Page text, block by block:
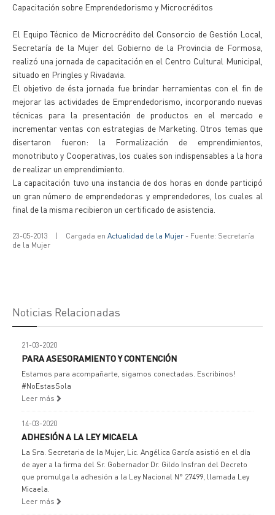
Capacitación sobre Emprendedorismo y Microcréditos
El Equipo Técnico de Microcrédito del Consorcio de Gestión Local,
Secretaría de la Mujer del Gobierno de la Provincia de Formosa,
realizó una jornada de capacitación en el Centro Cultural Municipal,
situado en Pringles y Rivadavia.
El objetivo de ésta jornada fue brindar herramientas con el fin de
mejorar las actividades de Emprendedorismo, incorporando nuevas
técnicas para la presentación de productos en el mercado e
incrementar ventas con estrategias de Marketing. Otros temas que
disertaron fueron: la Formalización de emprendimientos,
monotributo y Cooperativas, los cuales son indispensables a la hora
de realizar un emprendimiento.
La capacitación tuvo una instancia de dos horas en donde participó
un gran número de emprendedoras y emprendedores, los cuales al
final de la misma recibieron un certificado de asistencia.
23-05-2013 | Cargada en Actualidad de la Mujer - Fuente: Secretaría
de la Mujer
Noticias Relacionadas
21-03-2020
PARA ASESORAMIENTO Y CONTENCIÓN
Estamos para acompañarte, sigamos conectadas. Escribinos!
#NoEstasSola
Leer más
14-03-2020
ADHESIÓN A LA LEY MICAELA
La Sra. Secretaria de la Mujer, Lic. Angélica García asistió en el día
de ayer a la firma del Sr. Gobernador Dr. Gildo Insfran del Decreto
que promulga la adhesión a la Ley Nacional N° 27499, llamada Ley
Micaela.
Leer más